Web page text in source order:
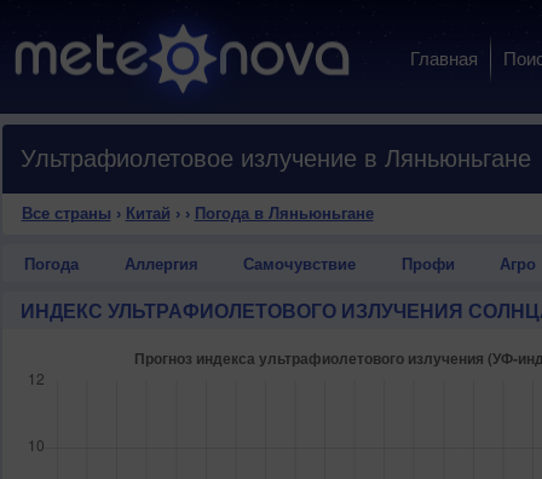
Главная
Ультрафиолетовое излучение в Ляньюньгане
Все страны › Китай › › Погода в Ляньюньгане
Погода Аллергия Самочувствие Профи Агро
ИНДЕКС УЛЬТРАФИОЛЕТОВОГО ИЗЛУЧЕНИЯ